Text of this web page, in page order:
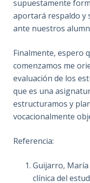
supuestamente
aportará respaldo y
ante nuestros
Finalmente, espero
comenzamos me
evaluación de los
que es una
estructuramos y
vocacionalmente
Referencia:
Guijarro, María
clínica del